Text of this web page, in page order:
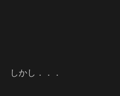
しかし．．．